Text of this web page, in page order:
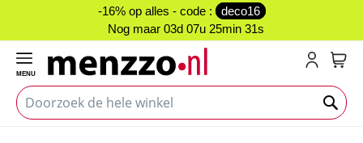
-16% op alles - code :
deco16
Nog maar 03d 07u 25min 31s
MENU